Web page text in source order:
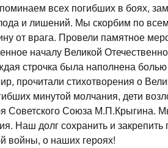
всех погибших в боях,
и лишений. Мы скорбим по
от врага. Провели памятное
началу Великой
строчка была наполнена
прочитали стихотворения о
минутой молчания, дети
Советского Союза М.П.Крыгина.
Наш долг сохранить и закрепить
войны, о наших героях!